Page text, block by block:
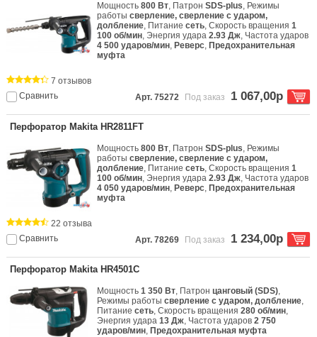
Мощность800 Вт, ПатронSDS-plus, Режимы
работысверление, сверление с ударом,
долбление, Питаниесеть, Скорость вращения1
100 об/мин, Энергия удара2.93 Дж, Частота ударов
4 500 ударов/мин, Реверс, Предохранительная
муфта
Сравнить
7 отзывов
Арт. 75272
Под заказ 1 067,00р
Перфоратор Makita HR2811FT
Мощность800 Вт, ПатронSDS-plus, Режимы
работысверление, сверление с ударом,
долбление, Питаниесеть, Скорость вращения1
100 об/мин, Энергия удара2.93 Дж, Частота ударов
4 050 ударов/мин, Реверс, Предохранительная
муфта
Сравнить
22 отзыва
Арт. 78269
Под заказ 1 234,00р
Перфоратор Makita HR4501C
Мощность1 350 Вт, Патронцанговый (SDS),
Режимы работысверление с ударом, долбление,
Питаниесеть, Скорость вращения280 об/мин,
Энергия удара13 Дж, Частота ударов2 750
ударов/мин, Предохранительная муфта